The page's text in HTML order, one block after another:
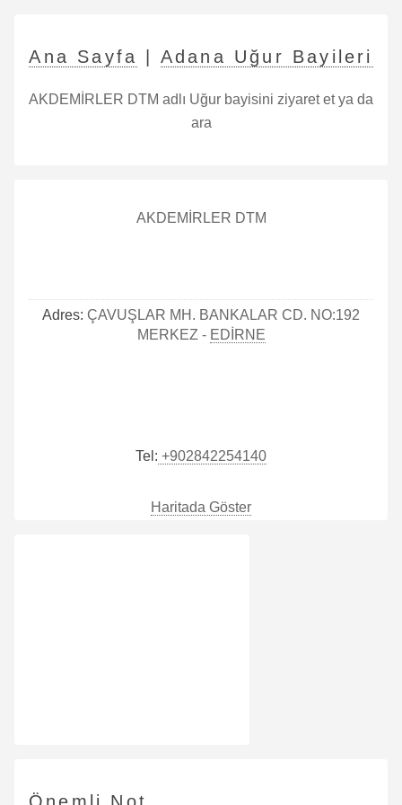
Ana Sayfa Adana Uğur Bayileri
AKDEMİRLER DTM adlı Uğur bayisini ziyaret et ya da
ara
AKDEMİRLER DTM
Adres: ÇAVUŞLAR MH. BANKALAR CD. NO:192
MERKEZ - EDİRNE
Tel: +902842254140
Haritada Göster